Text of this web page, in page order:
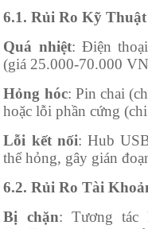
6.1. Rủi Ro Kỹ Thuật
Quá nhiệt: Điện
(giá 25.000-70.000
Hỏng hóc: Pin chai
hoặc lỗi phần cứng
Lỗi kết nối: Hub
thể hỏng, gây gián
6.2. Rủi Ro Tài
Bị chặn: Tương tác